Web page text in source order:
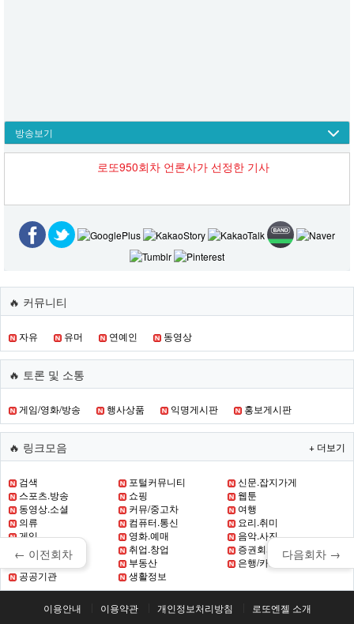
방송보기
← 이전회차 다음회차 →
로또950회차 언론사가 선정한 기사
🔥 커뮤니티
자유 유머 연예인 동영상
🔥 토론 및 소통
게임/영화/방송 행사상품 익명게시판 홍보게시판
🔥 링크모음 + 더보기
검색 포털커뮤니티
신문.잡지가게
스포츠.방송
쇼핑
웹툰
동영상.소셜
커뮤/중고차
여행
의류
컴퓨터.통신
요리.취미
게임
영화.예매
음악.사진
초.중.고 교육
취업.창업
증권회사
증권
부동산
은행/카드
공공기관
생활정보
이용안내 이용약관 개인정보처리방침
로또엔젤 소개